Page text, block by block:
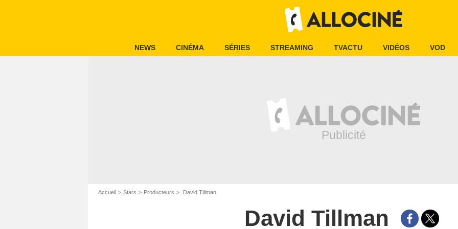
NEWS CINÉMA SÉRIES STREAMING TVACTU VIDÉOS VOD
Accueil Stars Producteurs David Tillman
David Tillman